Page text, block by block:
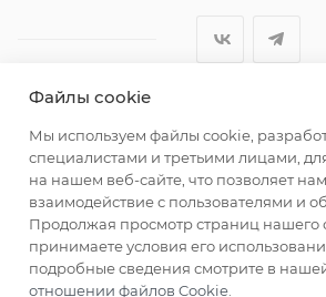
женщин
Файлы cookie
Мы используем файлы cookie,
специалистами и третьими лицами,
на нашем веб-сайте, что позволяет
взаимодействие с пользователями и
Продолжая просмотр страниц нашего
принимаете условия его
подробные сведения смотрите в
отношении файлов Cookie